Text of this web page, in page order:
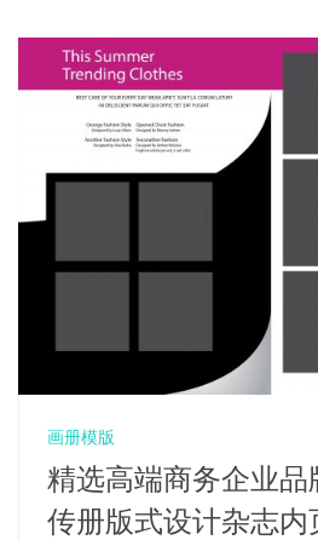
画册模版
精选高端商务企业品
传册版式设计杂志内